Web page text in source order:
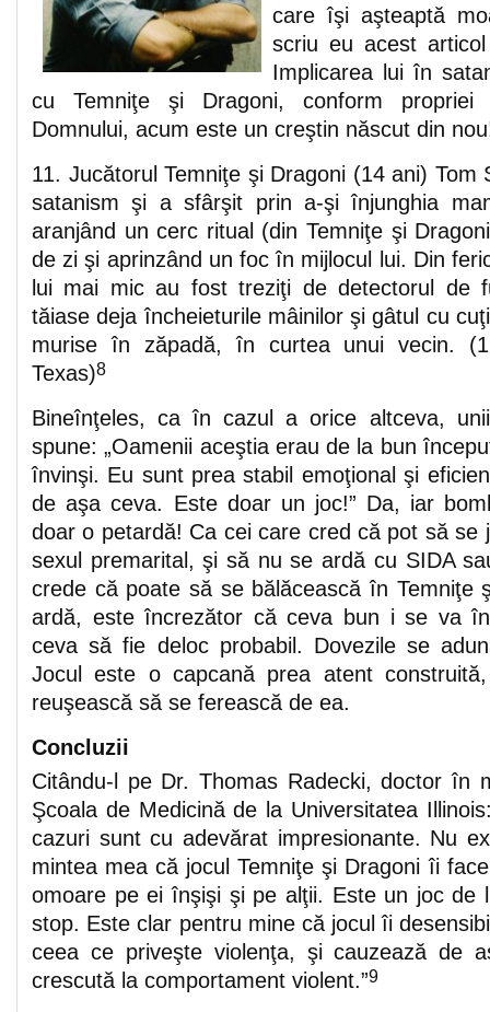
care îşi aşteaptă
scriu eu acest
Implicarea lui în
cu Temniţe şi Dragoni, conform propriei
Domnului, acum este un creştin născut din
11. Jucătorul Temniţe şi Dragoni (14 ani) Tom
satanism şi a sfârşit prin a-şi înjunghia
aranjând un cerc ritual (din Temniţe şi
de zi şi aprinzând un foc în mijlocul lui. Din
lui mai mic au fost treziţi de detectorul de
tăiase deja încheieturile mâinilor şi gâtul cu
murise în zăpadă, în curtea unui vecin.
Texas)8
Bineînţeles, ca în cazul a orice altceva,
spune: „Oamenii aceştia erau de la bun
învinşi. Eu sunt prea stabil emoţional şi
de aşa ceva. Este doar un joc!” Da, iar
doar o petardă! Ca cei care cred că pot să se
sexul premarital, şi să nu se ardă cu SIDA
crede că poate să se bălăcească în Temniţe
ardă, este încrezător că ceva bun i se va
ceva să fie deloc probabil. Dovezile se
Jocul este o capcană prea atent
reuşească să se ferească de ea.
Concluzii
Citându-l pe Dr. Thomas Radecki, doctor în
Şcoala de Medicină de la Universitatea
cazuri sunt cu adevărat impresionante. Nu
mintea mea că jocul Temniţe şi Dragoni îi
omoare pe ei înşişi şi pe alţii. Este un joc de
stop. Este clar pentru mine că jocul îi
ceea ce priveşte violenţa, şi cauzează de
crescută la comportament violent.”9